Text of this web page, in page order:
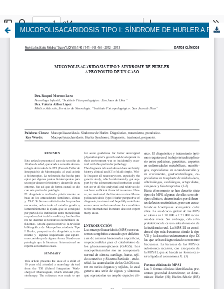
MUCOPOLISACARIDOSIS TIPO I: SÍNDROME DE HURLER A PROPÓSITO DE UN CASO